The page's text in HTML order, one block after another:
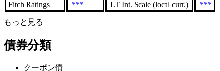
Fitch Ratings *** LT Int. Scale (local curr.) ***
もっと見る
債券分類
クーポン債